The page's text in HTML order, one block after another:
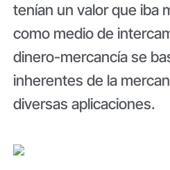
tenían un valor que iba
como medio de
dinero-mercancía se
inherentes de la
diversas aplicaciones.